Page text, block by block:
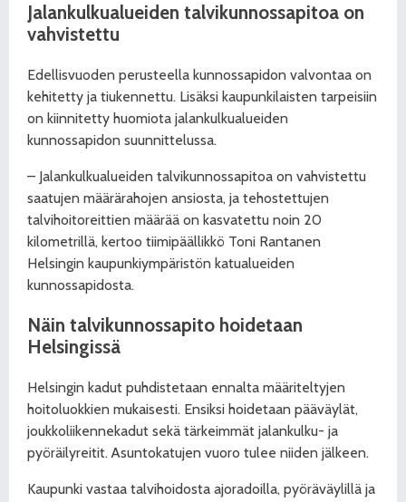
Jalankulkualueiden talvikunnossapitoa on
vahvistettu
Edellisvuoden perusteella kunnossapidon valvontaa on
kehitetty ja tiukennettu. Lisäksi kaupunkilaisten tarpeisiin
on kiinnitetty huomiota jalankulkualueiden
kunnossapidon suunnittelussa.
– Jalankulkualueiden talvikunnossapitoa on vahvistettu
saatujen määrärahojen ansiosta, ja tehostettujen
talvihoitoreittien määrää on kasvatettu noin 20
kilometrillä, kertoo tiimipäällikkö Toni Rantanen
Helsingin kaupunkiympäristön katualueiden
kunnossapidosta.
Näin talvikunnossapito hoidetaan
Helsingissä
Helsingin kadut puhdistetaan ennalta määriteltyjen
hoitoluokkien mukaisesti. Ensiksi hoidetaan pääväylät,
joukkoliikennekadut sekä tärkeimmät jalankulku- ja
pyöräilyreitit. Asuntokatujen vuoro tulee niiden jälkeen.
Kaupunki vastaa talvihoidosta ajoradoilla, pyöräväylillä ja